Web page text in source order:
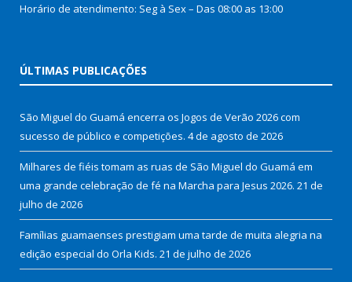
Horário de atendimento: Seg à Sex – Das 08:00 as 13:00
ÚLTIMAS PUBLICAÇÕES
São Miguel do Guamá encerra os Jogos de Verão 2026 com
sucesso de público e competições. 4 de agosto de 2026
Milhares de fiéis tomam as ruas de São Miguel do Guamá em
uma grande celebração de fé na Marcha para Jesus 2026. 21 de
julho de 2026
Famílias guamaenses prestigiam uma tarde de muita alegria na
edição especial do Orla Kids. 21 de julho de 2026